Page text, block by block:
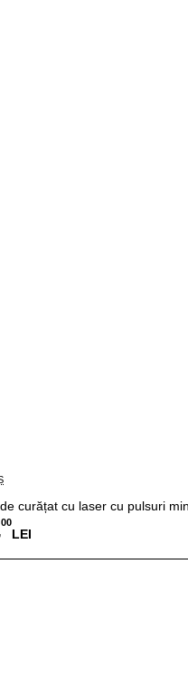
curățat cu laser cu pulsuri
00
LEI